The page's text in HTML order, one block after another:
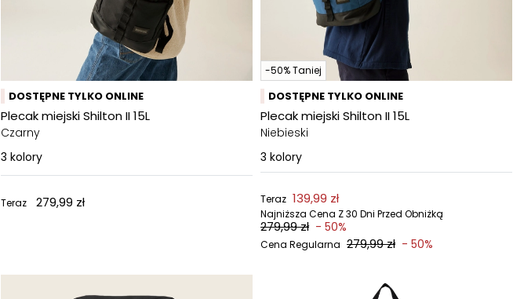
DOSTĘPNE TYLKO ONLINE
Plecak miejski Shilton II 15L
Czarny
3 kolory
Teraz 279,99 zł
-50% Taniej
DOSTĘPNE TYLKO ONLINE
Plecak miejski Shilton II 15L
Niebieski
3 kolory
Teraz 139,99 zł
Najniższa Cena Z 30 Dni Przed Obniżką
279,99 zł - 50%
Cena Regularna 279,99 zł - 50%